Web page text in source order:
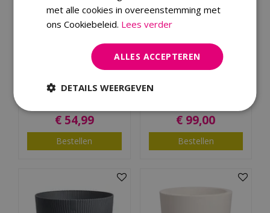
59x14x34 goud zwart
€ 54,99
Bestellen
€ 99,00
Bestellen
met alle cookies in overeenstemming met
ons Cookiebeleid. Lees verder
ALLES ACCEPTEREN
DETAILS WEERGEVEN